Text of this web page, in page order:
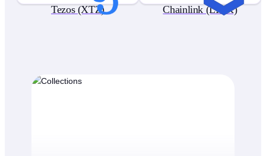
Tezos (XTZ) Chainlink (LINK)